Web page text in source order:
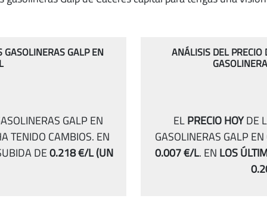
GASOLINERAS GALP EN
GALP EN
TENIDO CAMBIOS. EN
DE0.218 €/L(UN
ANÁLISIS DEL
ELPRECIO HOYDE
GASOLINERAS GALP
0.007 €/L. EN LOS